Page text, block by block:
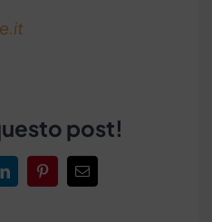
post!
LinkedInPinterestEmail